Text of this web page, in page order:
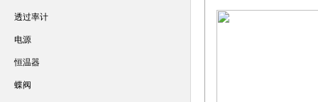
透过率计
电源
恒温器
蝶阀